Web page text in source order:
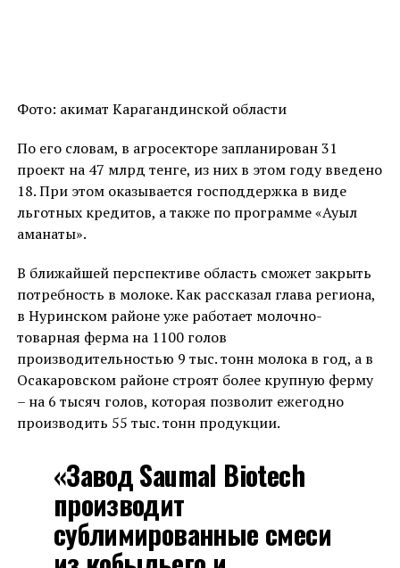
Фото: акимат Карагандинской области
По его словам, в агросекторе запланирован 31
проект на 47 млрд тенге, из них в этом году введено
18. При этом оказывается господдержка в виде
льготных кредитов, а также по программе «Ауыл
аманаты».
В ближайшей перспективе область сможет закрыть
потребность в молоке. Как рассказал глава региона,
в Нуринском районе уже работает молочно-
товарная ферма на 1100 голов
производительностью 9 тыс. тонн молока в год, а в
Осакаровском районе строят более крупную ферму
– на 6 тысяч голов, которая позволит ежегодно
производить 55 тыс. тонн продукции.
«Завод Saumal Biotech
производит
сублимированные смеси